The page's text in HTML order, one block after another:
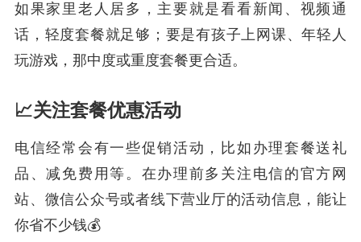
如果家里老人居多，主要就是看看新闻、视频通
话，轻度套餐就足够；要是有孩子上网课、年轻人
玩游戏，那中度或重度套餐更合适。
📈关注套餐优惠活动
电信经常会有一些促销活动，比如办理套餐送礼
品、减免费用等。在办理前多关注电信的官方网
站、微信公众号或者线下营业厅的活动信息，能让
你省不少钱💰